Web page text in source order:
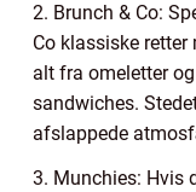
2. Brunch & Co:
Co klassiske
alt fra omeletter
sandwiches.
afslappede
3. Munchies: Hvis